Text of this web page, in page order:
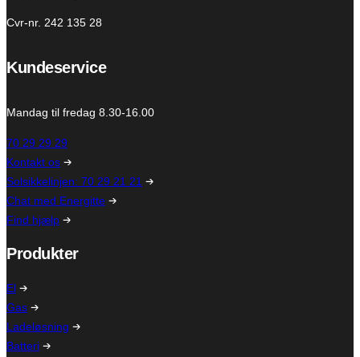
Cvr-nr. 242 135 28
Kundeservice
Mandag til fredag 8.30-16.00
70 29 29 29
Kontakt os
Solsikkelinjen: 70 29 21 21
Chat med Energitte
Find hjælp
Produkter
El
Gas
Ladeløsning
Batteri